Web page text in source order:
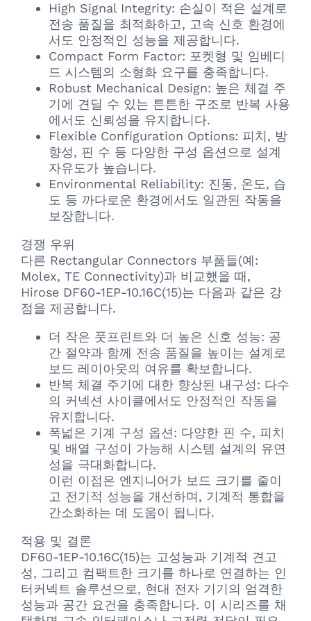
High Signal Integrity: 손실이 적은 설계로
전송 품질을 최적화하고, 고속 신호 환경에
서도 안정적인 성능을 제공합니다.
Compact Form Factor: 포켓형 및 임베디
드 시스템의 소형화 요구를 충족합니다.
Robust Mechanical Design: 높은 체결 주
기에 견딜 수 있는 튼튼한 구조로 반복 사용
에서도 신뢰성을 유지합니다.
Flexible Configuration Options: 피치, 방
향성, 핀 수 등 다양한 구성 옵션으로 설계
자유도가 높습니다.
Environmental Reliability: 진동, 온도, 습
도 등 까다로운 환경에서도 일관된 작동을
보장합니다.
경쟁 우위
다른 Rectangular Connectors 부품들(예:
Molex, TE Connectivity)과 비교했을 때,
Hirose DF60-1EP-10.16C(15)는 다음과 같은 강
점을 제공합니다.
더 작은 풋프린트와 더 높은 신호 성능: 공
간 절약과 함께 전송 품질을 높이는 설계로
보드 레이아웃의 여유를 확보합니다.
반복 체결 주기에 대한 향상된 내구성: 다수
의 커넥션 사이클에서도 안정적인 작동을
유지합니다.
폭넓은 기계 구성 옵션: 다양한 핀 수, 피치
및 배열 구성이 가능해 시스템 설계의 유연
성을 극대화합니다.
이런 이점은 엔지니어가 보드 크기를 줄이
고 전기적 성능을 개선하며, 기계적 통합을
간소화하는 데 도움이 됩니다.
적용 및 결론
DF60-1EP-10.16C(15)는 고성능과 기계적 견고
성, 그리고 컴팩트한 크기를 하나로 연결하는 인
터커넥트 솔루션으로, 현대 전자 기기의 엄격한
성능과 공간 요건을 충족합니다. 이 시리즈를 채